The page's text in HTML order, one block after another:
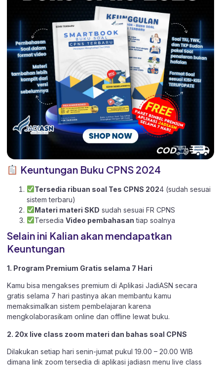
Keuntungan Buku CPNS 2024
Tersedia ribuan soal Tes CPNS 2024 (sudah sesuai
sistem terbaru)
Materi materi SKD sudah sesuai FR CPNS
Tersedia Video pembahasan tiap soalnya
Selain ini Kalian akan mendapatkan
Keuntungan
1. Program Premium Gratis selama 7 Hari
Kamu bisa mengakses premium di Aplikasi JadiASN secara
gratis selama 7 hari pastinya akan membantu kamu
memaksimalkan sistem pembelajaran karena
mengkolaborasikam online dan offline lewat buku.
2. 20x live class zoom materi dan bahas soal CPNS
Dilakukan setiap hari senin-jumat pukul 19.00 – 20.00 WIB
dimana link zoom tersedia di aplikasi jadiasn menu live class